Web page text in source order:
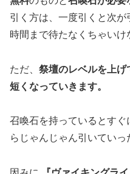
引く方は、一度引くと次
時間まで待たなくちゃいけ
ただ、 祭壇のレベルを上げ
短くなっていきます。
召喚石を持っているとす
らじゃんじゃん引いていっ